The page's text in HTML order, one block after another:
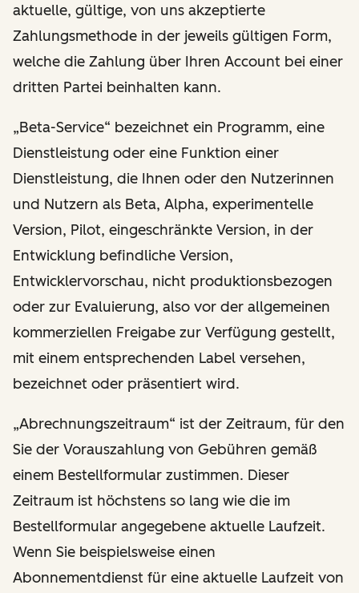
aktuelle, gültige, von uns akzeptierte
Zahlungsmethode in der jeweils gültigen Form,
welche die Zahlung über Ihren Account bei einer
dritten Partei beinhalten kann.
„Beta-Service“ bezeichnet ein Programm, eine
Dienstleistung oder eine Funktion einer
Dienstleistung, die Ihnen oder den Nutzerinnen
und Nutzern als Beta, Alpha, experimentelle
Version, Pilot, eingeschränkte Version, in der
Entwicklung befindliche Version,
Entwicklervorschau, nicht produktionsbezogen
oder zur Evaluierung, also vor der allgemeinen
kommerziellen Freigabe zur Verfügung gestellt,
mit einem entsprechenden Label versehen,
bezeichnet oder präsentiert wird.
„Abrechnungszeitraum“ ist der Zeitraum, für den
Sie der Vorauszahlung von Gebühren gemäß
einem Bestellformular zustimmen. Dieser
Zeitraum ist höchstens so lang wie die im
Bestellformular angegebene aktuelle Laufzeit.
Wenn Sie beispielsweise einen
Abonnementdienst für eine aktuelle Laufzeit von